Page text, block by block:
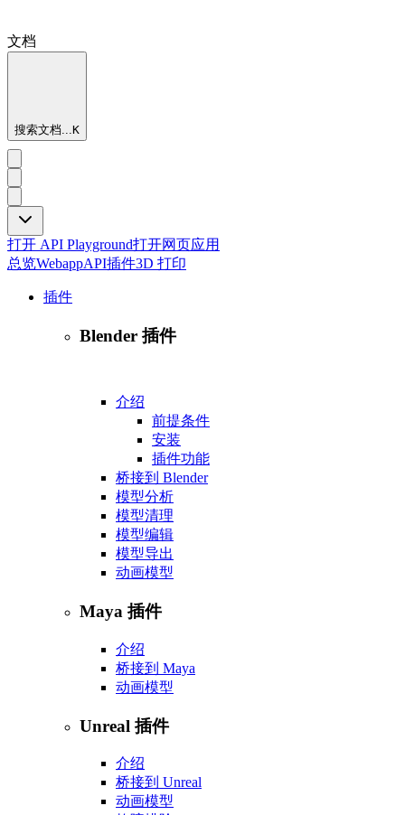
文档
搜索文档...K
打开 API Playground打开网页应用
总览WebappAPI插件3D 打印
插件
Blender 插件
介绍
前提条件
安装
插件功能
桥接到 Blender
模型分析
模型清理
模型编辑
模型导出
动画模型
Maya 插件
介绍
桥接到 Maya
动画模型
Unreal 插件
介绍
桥接到 Unreal
动画模型